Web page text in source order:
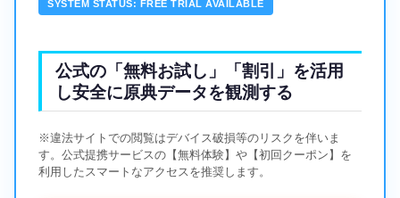
SYSTEM STATUS: FREE TRIAL AVAILABLE
公式の「無料お試し」「割引」を活用
し安全に原典データを観測する
※違法サイトでの閲覧はデバイス破損等のリスクを伴いま
す。公式提携サービスの【無料体験】や【初回クーポン】を
利用したスマートなアクセスを推奨します。